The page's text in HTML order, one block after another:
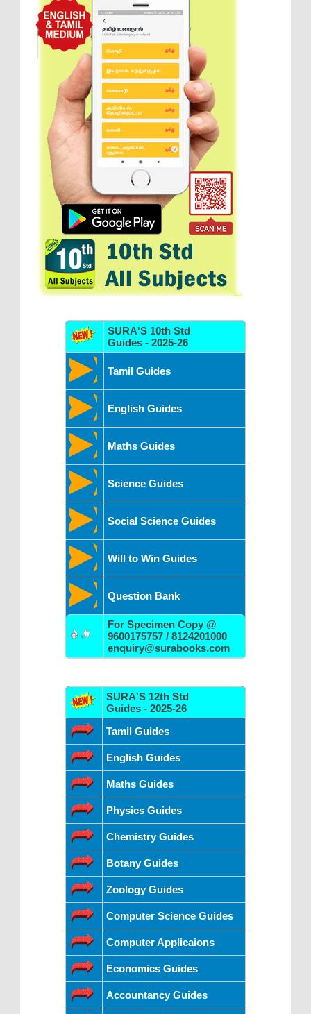
SURA'S 10th Std
Guides - 2025-26
Tamil Guides
English Guides
Maths Guides
Science Guides
Social Science Guides
Will to Win Guides
Question Bank
For Specimen Copy @
9600175757 / 8124201000
enquiry@surabooks.com
SURA'S 12th Std
Guides - 2025-26
Tamil Guides
English Guides
Maths Guides
Physics Guides
Chemistry Guides
Botany Guides
Zoology Guides
Computer Science Guides
Computer Applicaions
Economics Guides
Accountancy Guides